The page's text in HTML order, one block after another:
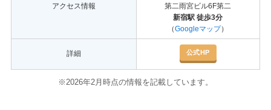
アクセス情報
第二雨宮ビル6F第二
新宿駅 徒歩3分
（Googleマップ）
詳細 公式HP
※2026年2月時点の情報を記載しています。